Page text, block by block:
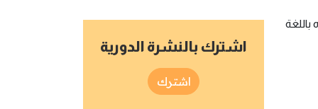
باللغة
اشترك بالنشرة الدورية
اشترك